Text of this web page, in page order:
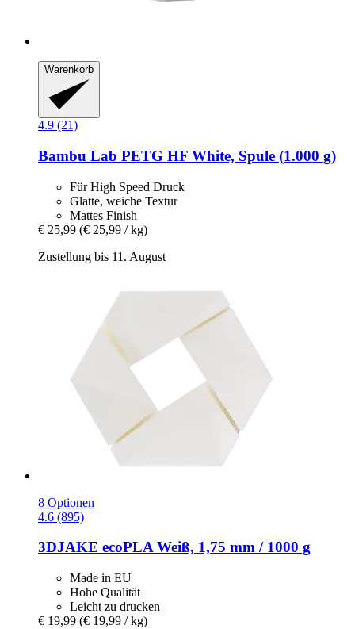
Warenkorb
4.9 (21)
Bambu Lab PETG HF White, Spule (1.000 g)
Für High Speed Druck
Glatte, weiche Textur
Mattes Finish
€ 25,99 (€ 25,99 / kg)
Zustellung bis 11. August
8 Optionen
4.6 (895)
3DJAKE ecoPLA Weiß, 1,75 mm / 1000 g
Made in EU
Hohe Qualität
Leicht zu drucken
€ 19,99 (€ 19,99 / kg)